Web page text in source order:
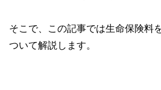
そこで、この記事では生命保険料
ついて解説します。